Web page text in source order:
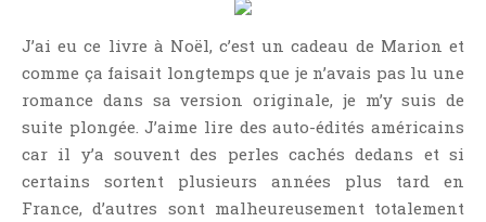
Littérature Belge
Littérature Classique
Littérature Contemporaine
Littérature Étrangère
J’ai eu ce livre à Noël, c’est un cadeau de Marion et
comme ça faisait longtemps que je n’avais pas lu une
romance dans sa version originale, je m’y suis de
suite plongée. J’aime lire des auto-édités américains
car il y’a souvent des perles cachés dedans et si
certains sortent plusieurs années plus tard en
France, d’autres sont malheureusement totalement